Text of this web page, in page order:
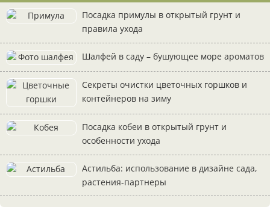
Посадка примулы в открытый грунт и
правила ухода
Шалфей в саду – бушующее море ароматов
Секреты очистки цветочных горшков и
контейнеров на зиму
Посадка кобеи в открытый грунт и
особенности ухода
Астильба: использование в дизайне сада,
растения-партнеры